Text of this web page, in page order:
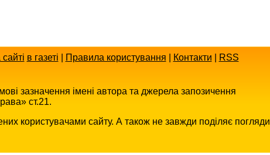
сайті в газеті Правила користування Контакти RSS
зазначення імені автора та джерела запозичення
ст.21.
користувачами сайту. А також не завжди поділяє погляди